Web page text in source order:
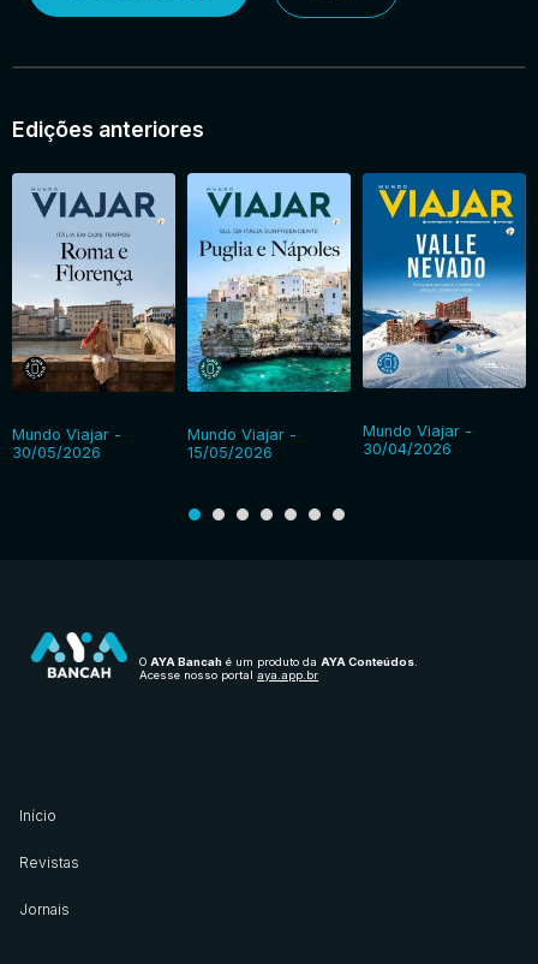
Edições anteriores
Mundo Viajar -
30/05/2026
Mundo Viajar -
15/05/2026
Mundo Viajar -
30/04/2026
O AYA Bancah é um produto da AYA Conteúdos
Acesse nosso portal aya.app.br
Início
Revistas
Jornais